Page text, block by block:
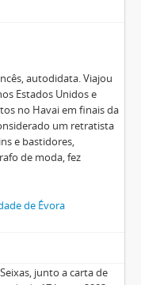
autodidata. Viajou
Estados Unidos e
no Havai em finais da
um retratista
e bastidores,
de moda, fez
de Évora
junto a carta de